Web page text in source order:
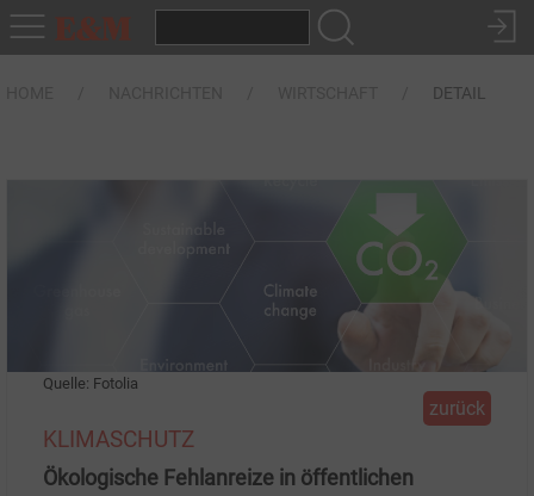
DETAIL
Quelle: Fotolia
zurück
KLIMASCHUTZ
Ökologische Fehlanreize in öffentlichen